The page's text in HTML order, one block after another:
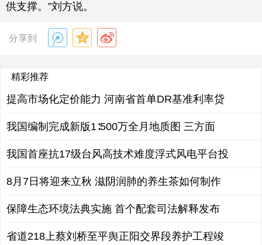
供支撑。”刘方说。
分享到
精彩推荐
提高市场化定价能力 河南省首单DR基准利率贷
我国编制完成新版1∶500万全月地质图 三方面
我国首座抗17级台风高技术难度浮式风电平台投
8月7日将迎来立秋 滋阴润肺的养生茶如何制作
保障生态环境法典实施 首个配套司法解释发布
省道218上蔡刘桥至平舆正阳交界段养护工程竣